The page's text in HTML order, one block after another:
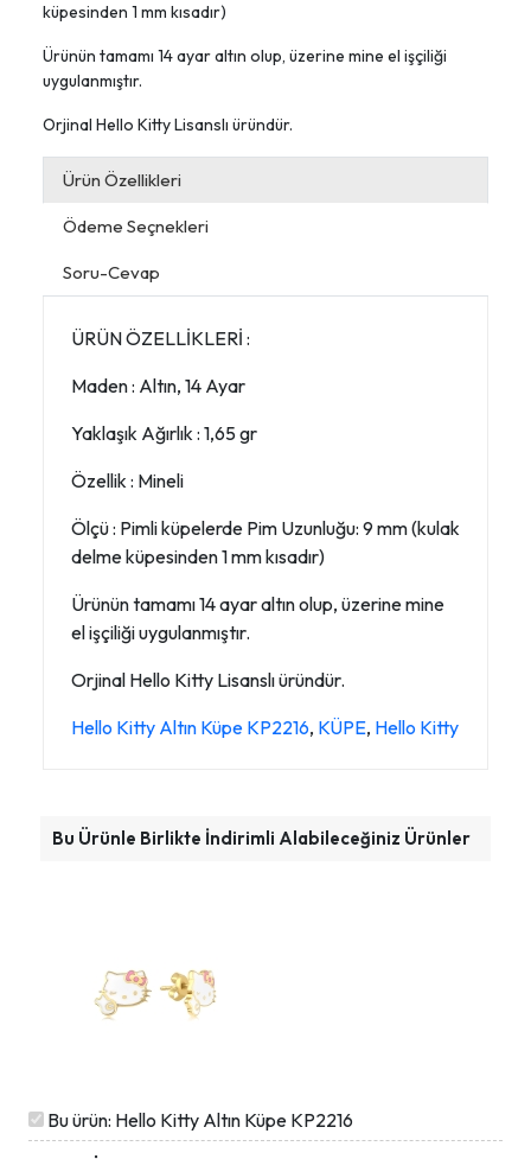
küpesinden 1 mm kısadır)
Ürünün tamamı 14 ayar altın olup, üzerine mine el işçiliği
uygulanmıştır.
Orjinal Hello Kitty Lisanslı üründür.
Ürün Özellikleri
Ödeme Seçnekleri
Soru-Cevap
ÜRÜN ÖZELLİKLERİ :
Maden : Altın, 14 Ayar
Yaklaşık Ağırlık : 1,65 gr
Özellik : Mineli
Ölçü : Pimli küpelerde Pim Uzunluğu: 9 mm (kulak
delme küpesinden 1 mm kısadır)
Ürünün tamamı 14 ayar altın olup, üzerine mine
el işçiliği uygulanmıştır.
Orjinal Hello Kitty Lisanslı üründür.
Hello Kitty Altın Küpe KP2216, KÜPE, Hello Kitty
Bu Ürünle Birlikte İndirimli Alabileceğiniz Ürünler
Bu ürün: Hello Kitty Altın Küpe KP2216